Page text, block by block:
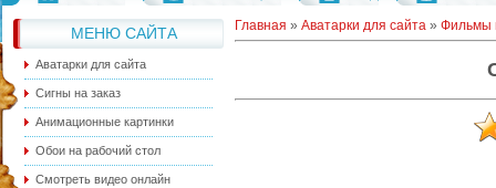
МЕНЮ САЙТА
Аватарки для сайта
Сигны на заказ
Анимационные картинки
Обои на рабочий стол
Смотреть видео онлайн
Главная » Аватарки для сайта » Фильмы